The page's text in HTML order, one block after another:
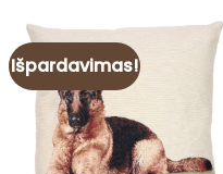
Išpardavimas!